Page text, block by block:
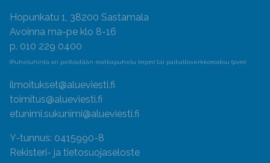
Hopunkatu 1, 38200 Sastamala
Avoinna ma-pe klo 8-16
p. 010 229 0400
(Puheluhinta on pelkästään matkapuhelu (mpm) tai paikallisverkkomaksu (pvm)
ilmoitukset@alueviesti.fi
toimitus@alueviesti.fi
etunimi.sukunimi@alueviesti.fi
Y-tunnus: 0415990-8
Rekisteri- ja tietosuojaseloste